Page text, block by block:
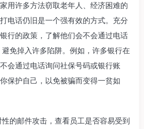
用许多方法窃取老年人、经济困难的
电话仍旧是一个强有效的方式。充分
行的政策，了解他们会不会通过电话
免掉入许多陷阱。例如，许多银行在
会通过电话询问社保号码或银行账
保护自己，以免被骗而变得一贫如
的邮件攻击，查看员工是否容易受到